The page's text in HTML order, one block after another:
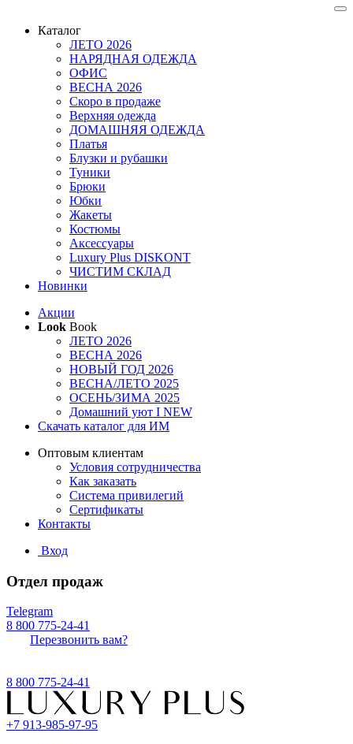
Каталог
ЛЕТО 2026
НАРЯДНАЯ ОДЕЖДА
ОФИС
ВЕСНА 2026
Скоро в продаже
Верхняя одежда
ДОМАШНЯЯ ОДЕЖДА
Платья
Блузки и рубашки
Туники
Брюки
Юбки
Жакеты
Костюмы
Аксессуары
Luxury Plus DISKONT
ЧИСТИМ СКЛАД
Новинки
Акции
Look Book
ЛЕТО 2026
ВЕСНА 2026
НОВЫЙ ГОД 2026
ВЕСНА/ЛЕТО 2025
ОСЕНЬ/ЗИМА 2025
Домашний уют I NEW
Скачать каталог для ИМ
Оптовым клиентам
Условия сотрудничества
Как заказать
Система привилегий
Сертификаты
Контакты
Вход
Отдел продаж
Telegram
8 800 775-24-41
Перезвонить вам?
8 800 775-24-41
+7 913-985-97-95